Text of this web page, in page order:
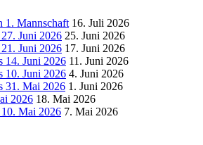
1. Mannschaft 16. Juli 2026
Juni 2026 25. Juni 2026
Juni 2026 17. Juni 2026
14. Juni 2026 11. Juni 2026
10. Juni 2026 4. Juni 2026
31. Mai 2026 1. Juni 2026
2026 18. Mai 2026
Mai 2026 7. Mai 2026